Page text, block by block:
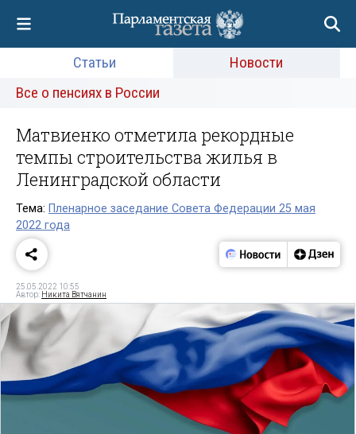
Статьи
Новости
Все о пенсиях в России
Матвиенко отметила рекордные
темпы строительства жилья в
Ленинградской области
Тема: Пленарное заседание Совета Федерации 25 мая
2022 года
25.05.2022 10:55
Автор: Никита Вятчанин